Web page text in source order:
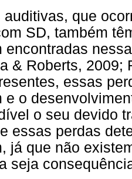
auditivas, que
SD, também
encontradas
& Roberts, 2009;
essas
e o
o seu devido
essas perdas
já que não
seja